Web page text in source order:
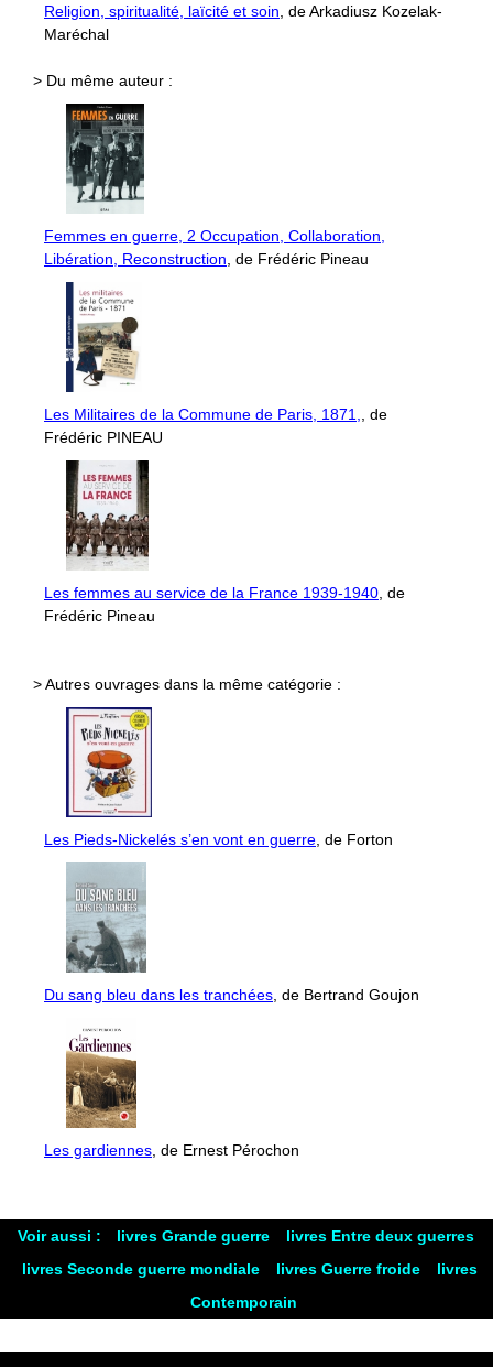
Religion, spiritualité, laïcité et soin, de Arkadiusz Kozelak-
Maréchal
> Du même auteur :
Femmes en guerre, 2 Occupation, Collaboration,
Libération, Reconstruction, de Frédéric Pineau
Les Militaires de la Commune de Paris, 1871,, de
Frédéric PINEAU
Les femmes au service de la France 1939-1940, de
Frédéric Pineau
> Autres ouvrages dans la même catégorie :
Les Pieds-Nickelés s’en vont en guerre, de Forton
Du sang bleu dans les tranchées, de Bertrand Goujon
Les gardiennes, de Ernest Pérochon
Voir aussi : livres Grande guerre
livres Entre deux guerres
livres Seconde guerre mondiale
livres Guerre froide
livres
Contemporain